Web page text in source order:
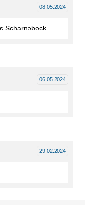
08.05.2024
Scharnebeck
06.05.2024
29.02.2024